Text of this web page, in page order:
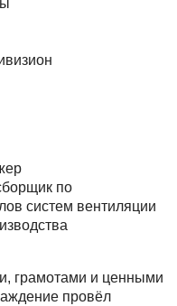
по
систем вентиляции
грамотами и ценными
провёл